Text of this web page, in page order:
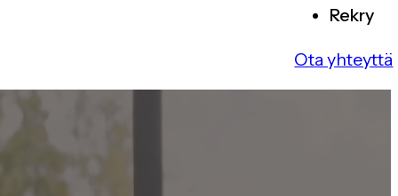
Rekry
Ota yhteyttä